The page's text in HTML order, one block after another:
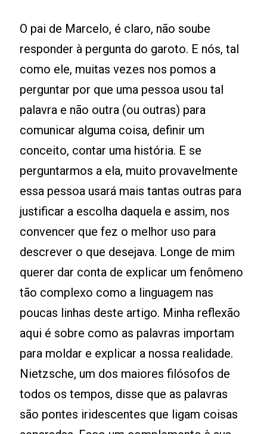
O pai de Marcelo, é claro, não soube
responder à pergunta do garoto. E nós, tal
como ele, muitas vezes nos pomos a
perguntar por que uma pessoa usou tal
palavra e não outra (ou outras) para
comunicar alguma coisa, definir um
conceito, contar uma história. E se
perguntarmos a ela, muito provavelmente
essa pessoa usará mais tantas outras para
justificar a escolha daquela e assim, nos
convencer que fez o melhor uso para
descrever o que desejava. Longe de mim
querer dar conta de explicar um fenômeno
tão complexo como a linguagem nas
poucas linhas deste artigo. Minha reflexão
aqui é sobre como as palavras importam
para moldar e explicar a nossa realidade.
Nietzsche, um dos maiores filósofos de
todos os tempos, disse que as palavras
são pontes iridescentes que ligam coisas